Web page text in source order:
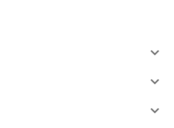


